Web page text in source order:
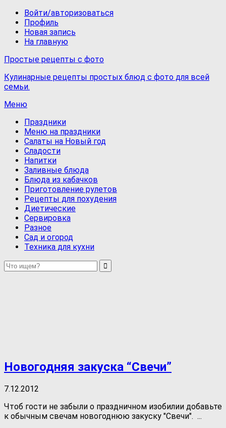
Войти/авторизоваться
Профиль
Новая запись
На главную
Простые рецепты с фото
Кулинарные рецепты простых блюд с фото для всей
семьи.
Меню
Праздники
Меню на праздники
Салаты на Новый год
Сладости
Напитки
Заливные блюда
Блюда из кабачков
Приготовление рулетов
Рецепты для похудения
Диетические
Сервировка
Разное
Сад и огород
Техника для кухни
Новогодняя закуска “Свечи”
7.12.2012
Чтоб гости не забыли о праздничном изобилии добавьте
к обычным свечам новогоднюю закуску "Свечи". ...